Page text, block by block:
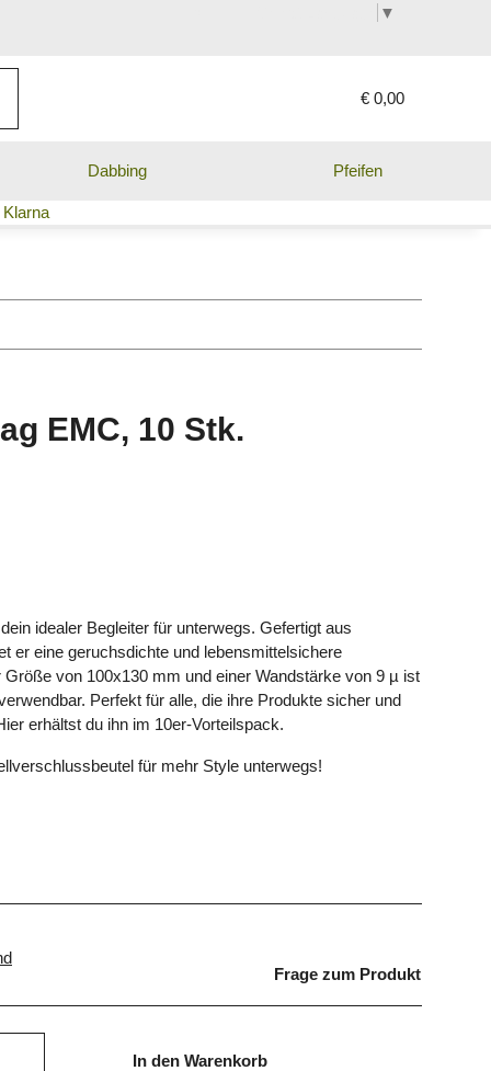
▼
€ 0,00
Dabbing Pfeifen
EMC, 10 Stk.
idealer Begleiter für unterwegs. Gefertigt aus
er eine geruchsdichte und lebensmittelsichere
von 100x130 mm und einer Wandstärke von 9 µ ist
Perfekt für alle, die ihre Produkte sicher und
erhältst du ihn im 10er-Vorteilspack.
für mehr Style unterwegs!
Frage zum Produkt
In den Warenkorb